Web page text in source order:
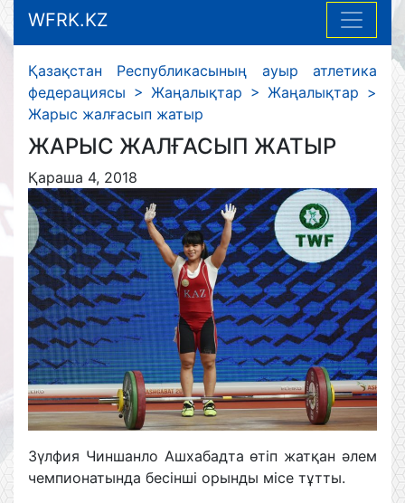
WFRK.KZ
Қазақстан Республикасының ауыр атлетика
федерациясы >Жаңалықтар >Жаңалықтар >
Жарыс жалғасып жатыр
ЖАРЫС ЖАЛҒАСЫП ЖАТЫР
Қараша 4, 2018
Зүлфия Чиншанло Ашхабадта өтіп жатқан әлем
чемпионатында бесінші орынды місе тұтты.